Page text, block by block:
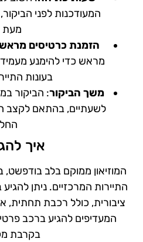
המעודכנות לפני
מעת
הזמנת כרטיסים מראש
מראש כדי להימנע
בעונות
משך הביקור: הביקור
לשעתיים, בהתאם לקצב
איך
המוזיאון ממוקם בלב
התיירות המרכזיים. ניתן
ציבורית, כולל רכבת תחתית,
המעדיפים להגיע ברכב
בקרבת